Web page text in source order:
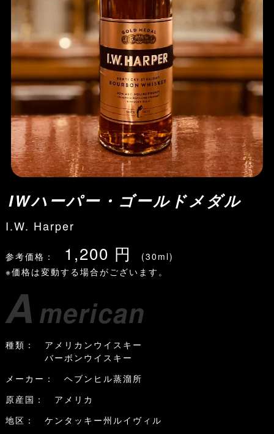
IWハーパー・ゴールドメダル
I.W. Harper
参考価格： 1,200 円
(30ml)
※価格は変動する場合がございます。
A merican
種類： アメリカンウイスキー
バーボンウイスキー
メーカー： ヘブンヒル蒸溜所
原産国： アメリカ
地区： ケンタッキー州ルイヴィル